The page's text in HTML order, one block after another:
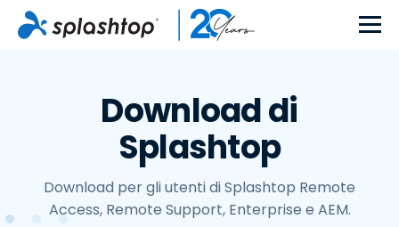
Download di
Splashtop
Download per gli utenti di Splashtop Remote
Access, Remote Support, Enterprise e AEM.